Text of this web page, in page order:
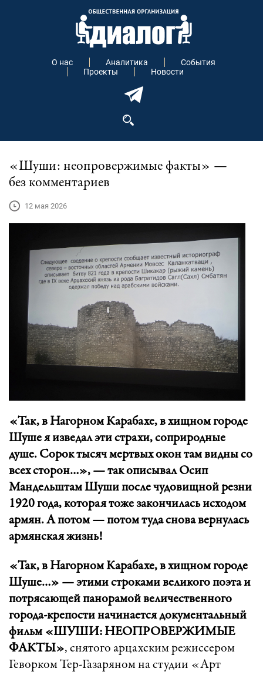
О нас Аналитика
События
Проекты
Новости
«Шуши: неопровержимые факты» —
без комментариев
12 мая 2026
«Так, в Нагорном Карабахе, в хищном городе
Шуше я изведал эти страхи, соприродные
душе. Сорок тысяч мертвых окон там видны со
всех сторон…», — так описывал Осип
Мандельштам Шуши после чудовищной резни
1920 года, которая тоже закончилась исходом
армян. А потом — потом туда снова вернулась
армянская жизнь!
«Так, в Нагорном Карабахе, в хищном городе
Шуше…» — этими строками великого поэта и
потрясающей панорамой величественного
города-крепости начинается документальный
фильм «ШУШИ: НЕОПРОВЕРЖИМЫЕ
ФАКТЫ», снятого арцахским режиссером
Геворком Тер-Газаряном на студии «Арт